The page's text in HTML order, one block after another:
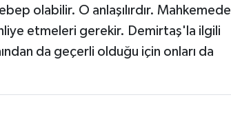
olabilir. O anlaşılırdır. Mahkemede
etmeleri gerekir. Demirtaş'la ilgili
da geçerli olduğu için onları da